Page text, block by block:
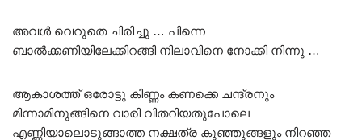
അവൾ വെറുതെ ചിരിച്ചു … പിന്നെ
ബാൽക്കണിയിലേക്കിറങ്ങി നിലാവിനെ നോക്കി നിന്നു …
ആകാശത്ത് ഒരോട്ടു കിണ്ണം കണക്കെ ചന്ദ്രനും
മിന്നാമിനുങ്ങിനെ വാരി വിതറിയതുപോലെ
എണ്ണിയാലൊടുങ്ങാത്ത നക്ഷത്ര കുഞ്ഞുങ്ങളും നിറഞ്ഞ